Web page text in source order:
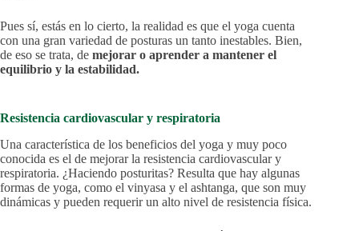
Pues sí, estás en lo cierto, la realidad es que el yoga cuenta
con una gran variedad de posturas un tanto inestables. Bien,
de eso se trata, de mejorar o aprender a mantener el
equilibrio y la estabilidad.
Resistencia cardiovascular y respiratoria
Una característica de los beneficios del yoga y muy poco
conocida es el de mejorar la resistencia cardiovascular y
respiratoria. ¿Haciendo posturitas? Resulta que hay algunas
formas de yoga, como el vinyasa y el ashtanga, que son muy
dinámicas y pueden requerir un alto nivel de resistencia física.